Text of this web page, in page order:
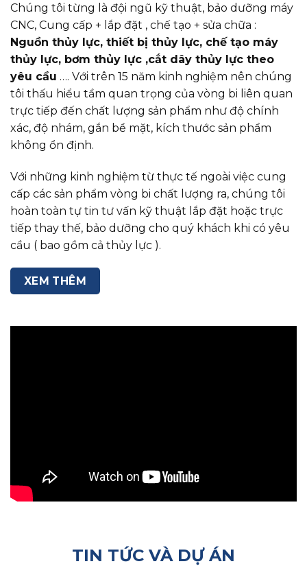
Chúng tôi từng là đội ngũ kỹ thuật, bảo dưỡng máy
CNC, Cung cấp + lắp đặt , chế tạo + sửa chữa :
Nguồn thủy lực, thiết bị thủy lực, chế tạo máy
thủy lực, bơm thủy lực ,cắt dây thủy lực theo
yêu cầu …. Với trên 15 năm kinh nghiệm nên chúng
tôi thấu hiểu tầm quan trọng của vòng bi liên quan
trực tiếp đến chất lượng sản phẩm như độ chính
xác, độ nhám, gắn bề mặt, kích thước sản phẩm
không ổn định.
Với những kinh nghiệm từ thực tế ngoài việc cung
cấp các sản phẩm vòng bi chất lượng ra, chúng tôi
hoàn toàn tự tin tư vấn kỹ thuật lắp đặt hoặc trực
tiếp thay thế, bảo dưỡng cho quý khách khi có yêu
cầu ( bao gồm cả thủy lực ).
XEM THÊM
TIN TỨC VÀ DỰ ÁN